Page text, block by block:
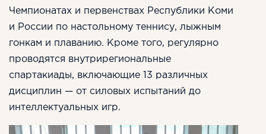
Чемпионатах и первенствах Республики Коми
и России по настольному теннису, лыжным
гонкам и плаванию. Кроме того, регулярно
проводятся внутрирегиональные
спартакиады, включающие 13 различных
дисциплин — от силовых испытаний до
интеллектуальных игр.